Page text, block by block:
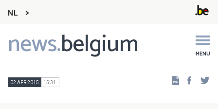
NL
news.belgium MENU
Main
navigation
02 APR 2015 15:31